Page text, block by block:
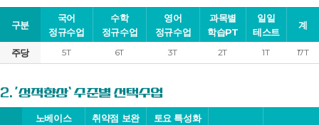
구분
국어
정규수업
수학
정규수업
영어
정규수업
과목별
학습PT
일일
테스트
계
주당 5T 6T 3T 2T 1T 17T
2. ‘성적향상’ 수준별 선택수업
노베이스
취약점 보완
토요 특성화